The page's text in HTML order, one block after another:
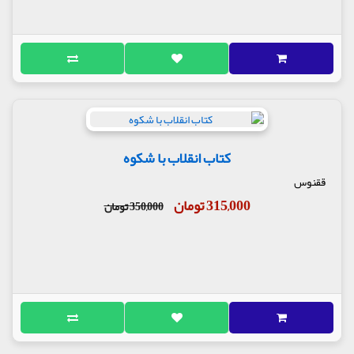
کتاب انقلاب با شکوه
ققنوس
315,000 تومان 350,000 تومان